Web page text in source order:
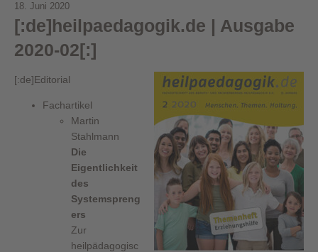
18. Juni 2020
[:de]heilpaedagogik.de | Ausgabe
2020-02[:]
[:de]Editorial
Fachartikel
Martin
Stahlmann
Die
Eigentlichkeit
des
Systemspreng
ers
Zur
heilpädagogisc